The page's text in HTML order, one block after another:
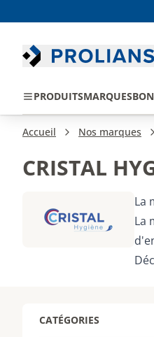
PRODUITSMARQUES
individuelle
Accueil Nos marques
CRISTAL
La
La
CATÉGORIES